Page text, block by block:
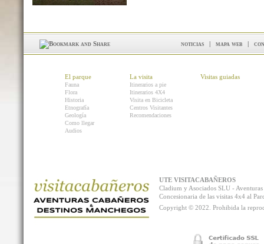
noticias | mapa web |
El parque
Fauna
Flora
Historia
Etnografía
Geología
Como llegar
Audios
La visita
Itinerarios a pie
Itinerarios 4X4
Visita en Bicicleta
Centros Visitantes
Recomendaciones
Visitas guiadas
UTE VISITACABAÑEROS
Cladium y Asociados SLU -
Concesionaria de las visitas 4x4 al
Copyright © 2022. Prohibida la